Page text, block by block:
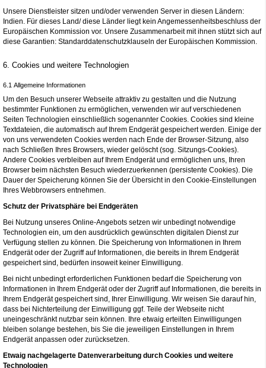
Unsere Dienstleister sitzen und/oder verwenden Server in diesen Ländern:
Indien. Für dieses Land/ diese Länder liegt kein Angemessenheitsbeschluss der
Europäischen Kommission vor. Unsere Zusammenarbeit mit ihnen stützt sich auf
diese Garantien: Standarddatenschutzklauseln der Europäischen Kommission.
6. Cookies und weitere Technologien
6.1 Allgemeine Informationen
Um den Besuch unserer Webseite attraktiv zu gestalten und die Nutzung
bestimmter Funktionen zu ermöglichen, verwenden wir auf verschiedenen
Seiten Technologien einschließlich sogenannter Cookies. Cookies sind kleine
Textdateien, die automatisch auf Ihrem Endgerät gespeichert werden. Einige der
von uns verwendeten Cookies werden nach Ende der Browser-Sitzung, also
nach Schließen Ihres Browsers, wieder gelöscht (sog. Sitzungs-Cookies).
Andere Cookies verbleiben auf Ihrem Endgerät und ermöglichen uns, Ihren
Browser beim nächsten Besuch wiederzuerkennen (persistente Cookies). Die
Dauer der Speicherung können Sie der Übersicht in den Cookie-Einstellungen
Ihres Webbrowsers entnehmen.
Schutz der Privatsphäre bei Endgeräten
Bei Nutzung unseres Online-Angebots setzen wir unbedingt notwendige
Technologien ein, um den ausdrücklich gewünschten digitalen Dienst zur
Verfügung stellen zu können. Die Speicherung von Informationen in Ihrem
Endgerät oder der Zugriff auf Informationen, die bereits in Ihrem Endgerät
gespeichert sind, bedürfen insoweit keiner Einwilligung.
Bei nicht unbedingt erforderlichen Funktionen bedarf die Speicherung von
Informationen in Ihrem Endgerät oder der Zugriff auf Informationen, die bereits in
Ihrem Endgerät gespeichert sind, Ihrer Einwilligung. Wir weisen Sie darauf hin,
dass bei Nichterteilung der Einwilligung ggf. Teile der Webseite nicht
uneingeschränkt nutzbar sein können. Ihre etwaig erteilten Einwilligungen
bleiben solange bestehen, bis Sie die jeweiligen Einstellungen in Ihrem
Endgerät anpassen oder zurücksetzen.
Etwaig nachgelagerte Datenverarbeitung durch Cookies und weitere
Technologien